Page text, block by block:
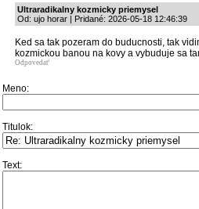
Ultraradikalny kozmicky priemysel
Od: ujo horar | Pridané: 2026-05-18 12:46:39
Ked sa tak pozeram do buducnosti, tak
kozmickou banou na kovy a vybuduje sa
Odpovedať
Meno:
Titulok:
Text: